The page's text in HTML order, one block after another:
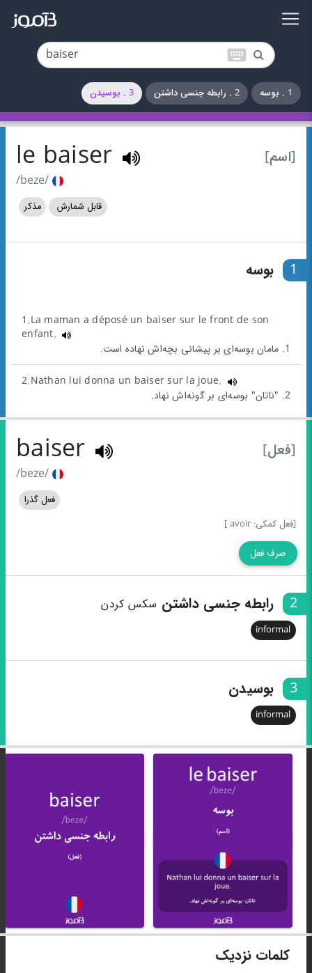
keyboard
1 . بوسه 2 . رابطه جنسی داشتن 3 . بوسیدن
[اسم] le baiser
/beze/
قابل شمارش مذکر
1 بوسه
1.La maman a déposé un baiser sur le front de son
enfant.
1. مامان بوسه‌ای بر پیشانی بچه‌اش نهاده است.
2.Nathan lui donna un baiser sur la joue.
2. "ناتان" بوسه‌ای بر گونه‌اش نهاد.
[فعل] baiser
/beze/
فعل گذرا
[فعل کمکی: avoir ]
صرف فعل
2 رابطه جنسی داشتن سکس کردن
informal
3 بوسیدن
informal
کلمات نزدیک